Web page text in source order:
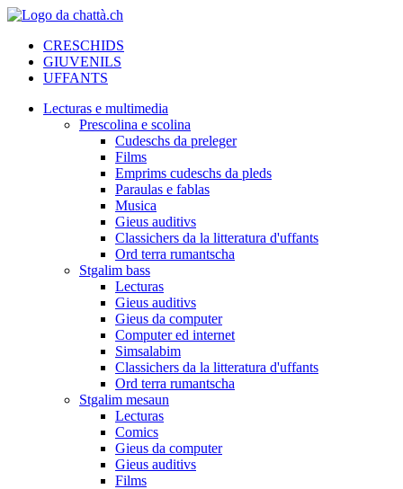
CRESCHIDS
GIUVENILS
UFFANTS
Lecturas e multimedia
Prescolina e scolina
Cudeschs da preleger
Films
Emprims cudeschs da pleds
Paraulas e fablas
Musica
Gieus auditivs
Classichers da la litteratura d'uffants
Ord terra rumantscha
Stgalim bass
Lecturas
Gieus auditivs
Gieus da computer
Computer ed internet
Simsalabim
Classichers da la litteratura d'uffants
Ord terra rumantscha
Stgalim mesaun
Lecturas
Comics
Gieus da computer
Gieus auditivs
Films